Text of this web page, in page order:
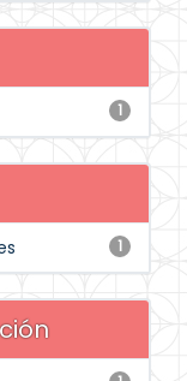
1
1